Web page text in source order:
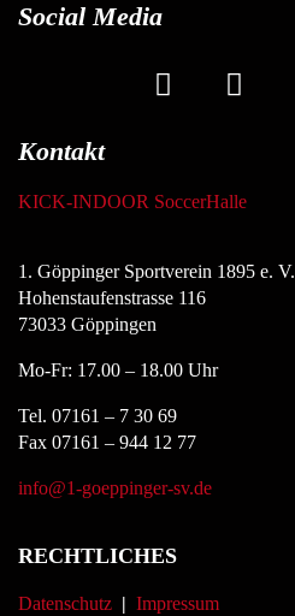
Social Media
Kontakt
KICK-INDOOR SoccerHalle
1. Göppinger Sportverein 1895 e. V.
Hohenstaufenstrasse 116
73033 Göppingen
Mo-Fr: 17.00 – 18.00 Uhr
Tel. 07161 – 7 30 69
Fax 07161 – 944 12 77
info@1-goeppinger-sv.de
RECHTLICHES
Datenschutz | Impressum